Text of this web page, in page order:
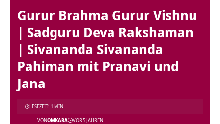
Gurur Brahma Gurur Vishnu
| Sadguru Deva Rakshaman
| Sivananda Sivananda
Pahiman mit Pranavi und
Jana
VONOMKARA VOR 5 JAHREN
LESEZEIT: 1 MIN